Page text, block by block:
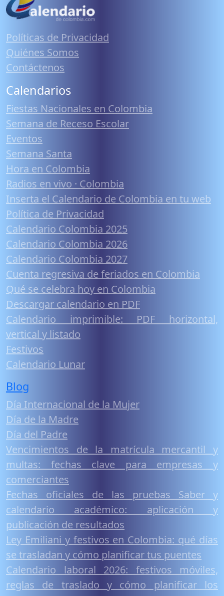
Políticas de Privacidad
Quiénes Somos
Contáctenos
Calendarios
Fiestas Nacionales en Colombia
Semana de Receso Escolar
Eventos
Semana Santa
Hora en Colombia
Radios en vivo · Colombia
Inserta el Calendario de Colombia en tu web
Política de Privacidad
Calendario Colombia 2025
Calendario Colombia 2026
Calendario Colombia 2027
Cuenta regresiva de feriados en Colombia
Qué se celebra hoy en Colombia
Descargar calendario en PDF
Calendario imprimible: PDF horizontal,
vertical y listado
Festivos
Calendario Lunar
Blog
Día Internacional de la Mujer
Día de la Madre
Día del Padre
Vencimientos de la matrícula mercantil y
multas: fechas clave para empresas y
comerciantes
Fechas oficiales de las pruebas Saber y
calendario académico: aplicación y
publicación de resultados
Ley Emiliani y festivos en Colombia: qué días
se trasladan y cómo planificar tus puentes
Calendario laboral 2026: festivos móviles,
reglas de traslado y cómo planificar los